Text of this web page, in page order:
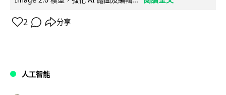
2 分享
人工智能